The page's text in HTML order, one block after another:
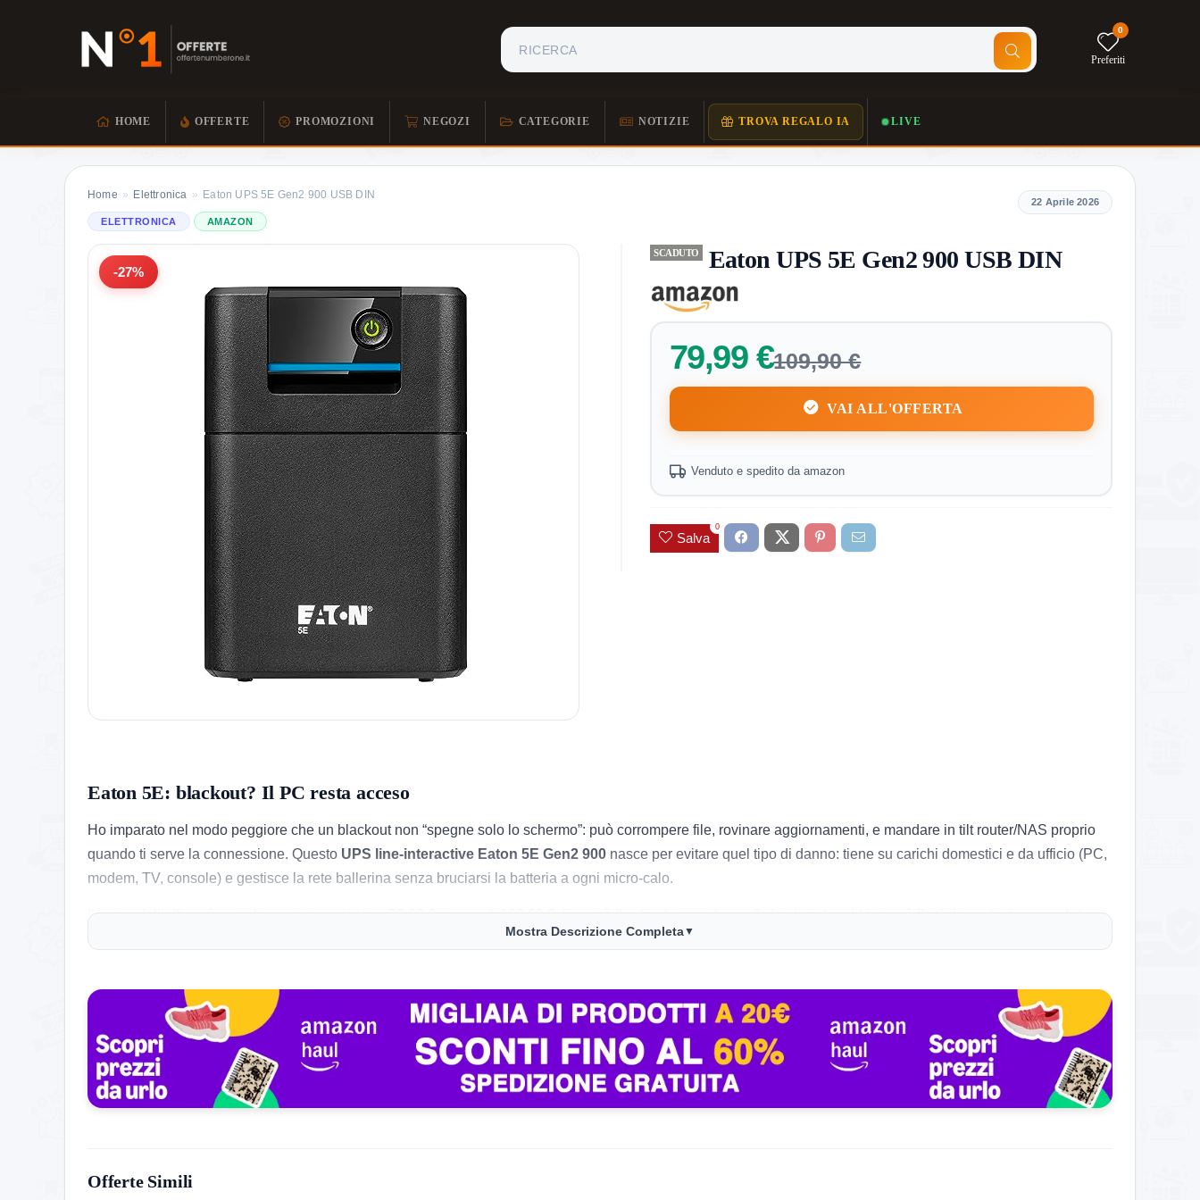
0
Preferiti
HOME OFFERTE PROMOZIONI NEGOZI CATEGORIE NOTIZIE TROVA REGALO IA LIVE
Home » Elettronica » Eaton UPS 5E Gen2 900 USB DIN
ELETTRONICA AMAZON
-27%
SCADUTO Eaton UPS 5E Gen2 900 USB DIN
79,99 €109,90 €
VAI ALL'OFFERTA
Venduto e spedito da amazon
Salva
0
22 Aprile 2026
Eaton 5E: blackout? Il PC resta acceso
Ho imparato nel modo peggiore che un blackout non “spegne solo lo schermo”: può corrompere file, rovinare aggiornamenti, e mandare in tilt router/NAS proprio
quando ti serve la connessione. Questo UPS line-interactive Eaton 5E Gen2 900 nasce per evitare quel tipo di danno: tiene su carichi domestici e da ufficio (PC,
modem, TV, console) e gestisce la rete ballerina senza bruciarsi la batteria a ogni micro-calo.
Il punto dell’offerta è semplice e raro: oggi sta a79,99 €invece di109,90 €. E non è il solito “prezzo buono”: dai dati che abbiamo,è il minimo storico assoluto
registrato. Se stavi rimandando l’acquisto di un gruppo di continuità Eaton 900 VA, questo è il momento in cui ha senso farlo.
Qui la differenza la fa la regolazione automatica della tensione (AVR) double-boost : corregge sottotensionie
senza passare subito a batteria.
Risultato pratico: la batteria non viene “consumata” per ogni sbalzo di rete e quando manca davvero corrente hai più margine.
La potenza dichiarata è900 VA / 480 W: tradotto, regge un PC + monitor e rete domestica, o una workstation leggera, senza andare in affanno. L’autonomia
indicata è24 minuti(standard): abbastanza per salvare, chiudere tutto e far spegnere in modo pulito.
Mostra Descrizione Completa▼
Offerte Simili